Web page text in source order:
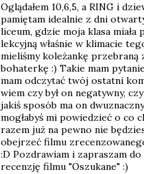
Oglądałem 10,6,5, a RING i
pamiętam idealnie z dni
liceum, gdzie moja klasa miała
lekcyjną właśnie w klimacie
mieliśmy koleżankę przebraną
bohaterkę :) Takie mam
mam odczytać twój ostatni
wiem czy był on negatywny,
jakiś sposób ma on
mogłabyś mi powiedzieć o co
razem już na pewno nie
obejrzeć filmu
:D Pozdrawiam i zapraszam do
recenzję filmu "Oszukane" :)